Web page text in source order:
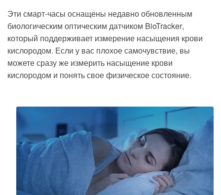
Эти смарт-часы оснащены недавнообновленным
биологическим оптическим датчиком BioTracker,
который поддерживает измерение насыщения крови
кислородом. Если у вас плохое самочувствие, вы
можете сразу же измерить насыщение крови
кислородом и понять свое физическое состояние.